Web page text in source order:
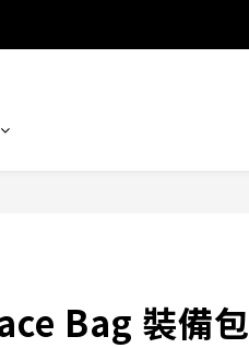
Bag 裝備包